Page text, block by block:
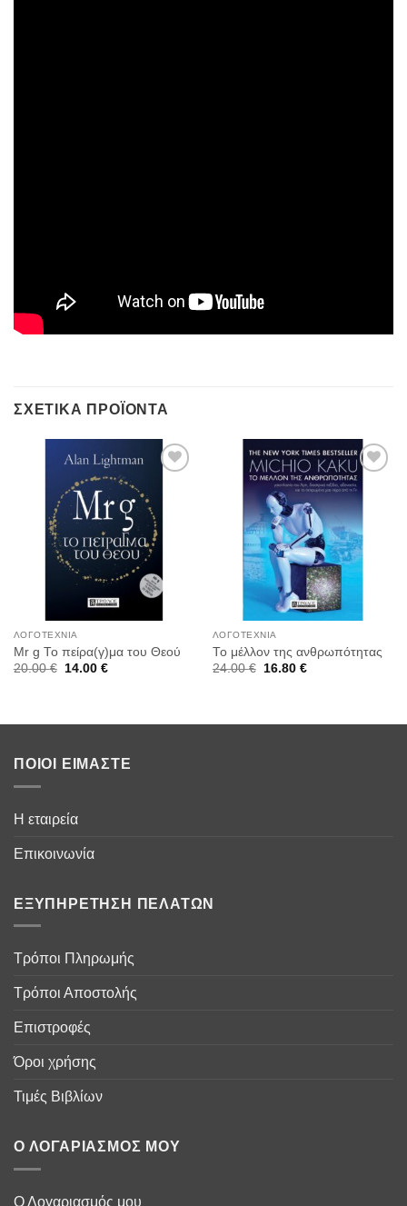
ΣΧΕΤΙΚΆ ΠΡΟΪΌΝΤΑ
Προσθήκη
στη
Wishlist
ΛΟΓΟΤΕΧΝΊΑ
Mr g Το πείρα(γ)μα του Θεού
20.00€
Original
14.00 €Η
Προσθήκη
στη
Wishlist
ΛΟΓΟΤΕΧΝΊΑ
Το μέλλον της ανθρωπότητας
24.00€
Original
16.80 €Η
ΠΟΙΟΙ ΕΊΜΑΣΤΕ
Η εταιρεία
Επικοινωνία
ΕΞΥΠΗΡΈΤΗΣΗ ΠΕΛΑΤΏΝ
Τρόποι Πληρωμής
Τρόποι Αποστολής
Επιστροφές
Όροι χρήσης
Τιμές Βιβλίων
Ο ΛΟΓΑΡΙΑΣΜΌΣ ΜΟΥ
Ο Λογαριασμός μου